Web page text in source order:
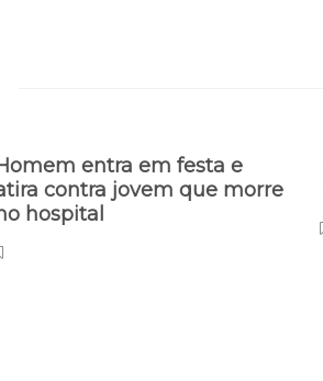
entra em festa e
contra jovem que morre
hospital